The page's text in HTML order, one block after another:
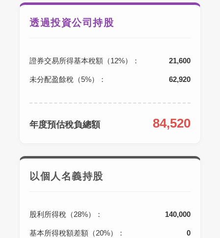
透過投資公司持股
證券交易所得基本稅額（12%）： 21,600
未分配盈餘稅（5%）： 62,920
年度預估稅負總額 84,520
以個人名義持股
股利所得稅（28%）： 140,000
基本所得稅額差額（20%）： 0